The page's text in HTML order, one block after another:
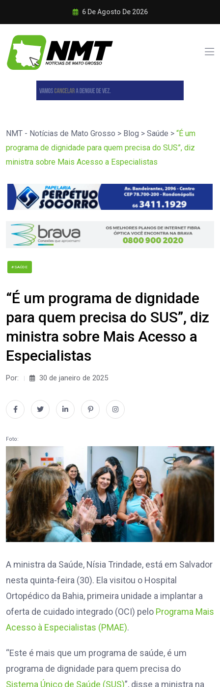
6 De Agosto De 2026
NMT - Notícias de Mato Grosso > Blog > Saúde > “É um
programa de dignidade para quem precisa do SUS”, diz
ministra sobre Mais Acesso a Especialistas
#SAÚDE
“É um programa de dignidade
para quem precisa do SUS”, diz
ministra sobre Mais Acesso a
Especialistas
Por: 30 de janeiro de 2025
Foto:
A ministra da Saúde, Nísia Trindade, está em Salvador
nesta quinta-feira (30). Ela visitou o Hospital
Ortopédico da Bahia, primeira unidade a implantar a
oferta de cuidado integrado (OCI) pelo Programa Mais
Acesso à Especialistas (PMAE).
“Este é mais que um programa de saúde, é um
programa de dignidade para quem precisa do
Sistema Único de Saúde (SUS)”, disse a ministra na